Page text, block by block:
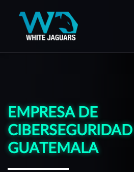
EMPRESA DE
GUATEMALA